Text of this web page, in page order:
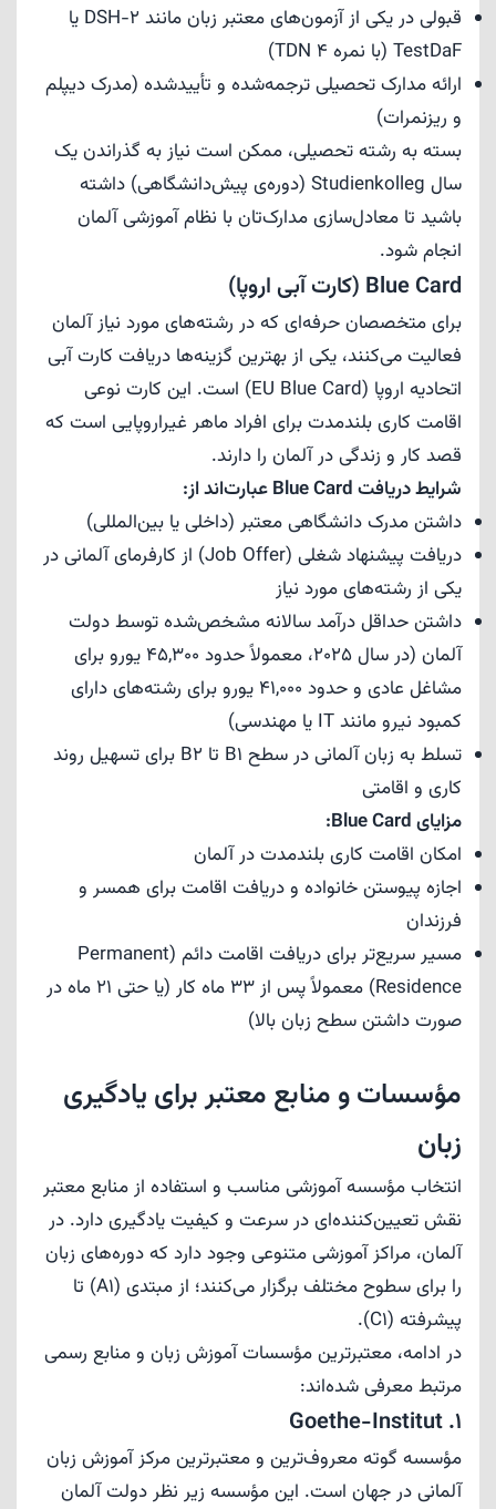
قبولی در یکی از آزمون‌های معتبر زبان مانند DSH-2 یا
TestDaF (با نمره TDN 4)
ارائه مدارک تحصیلی ترجمه‌شده و تأییدشده (مدرک دیپلم
و ریزنمرات)
بسته به رشته تحصیلی، ممکن است نیاز به گذراندن یک
سال Studienkolleg (دوره‌ی پیش‌دانشگاهی) داشته
باشید تا معادل‌سازی مدارک‌تان با نظام آموزشی آلمان
انجام شود.
Blue Card (کارت آبی اروپا)
برای متخصصان حرفه‌ای که در رشته‌های مورد نیاز آلمان
فعالیت می‌کنند، یکی از بهترین گزینه‌ها دریافت کارت آبی
اتحادیه اروپا (EU Blue Card) است. این کارت نوعی
اقامت کاری بلندمدت برای افراد ماهر غیراروپایی است که
قصد کار و زندگی در آلمان را دارند.
شرایط دریافت Blue Card عبارت‌اند از:
داشتن مدرک دانشگاهی معتبر (داخلی یا بین‌المللی)
دریافت پیشنهاد شغلی (Job Offer) از کارفرمای آلمانی در
یکی از رشته‌های مورد نیاز
داشتن حداقل درآمد سالانه مشخص‌شده توسط دولت
آلمان (در سال 2025، معمولاً حدود 45,300 یورو برای
مشاغل عادی و حدود 41,000 یورو برای رشته‌های دارای
کمبود نیرو مانند IT یا مهندسی)
تسلط به زبان آلمانی در سطح B1 تا B2 برای تسهیل روند
کاری و اقامتی
مزایای Blue Card:
امکان اقامت کاری بلندمدت در آلمان
اجازه پیوستن خانواده و دریافت اقامت برای همسر و
فرزندان
مسیر سریع‌تر برای دریافت اقامت دائم (Permanent
Residence) معمولاً پس از 33 ماه کار (یا حتی 21 ماه در
صورت داشتن سطح زبان بالا)
مؤسسات و منابع معتبر برای یادگیری
زبان
انتخاب مؤسسه آموزشی مناسب و استفاده از منابع معتبر
نقش تعیین‌کننده‌ای در سرعت و کیفیت یادگیری دارد. در
آلمان، مراکز آموزشی متنوعی وجود دارد که دوره‌های زبان
را برای سطوح مختلف برگزار می‌کنند؛ از مبتدی (A1) تا
پیشرفته (C1).
در ادامه، معتبرترین مؤسسات آموزش زبان و منابع رسمی
مرتبط معرفی شده‌اند:
1. Goethe-Institut
مؤسسه گوته معروف‌ترین و معتبرترین مرکز آموزش زبان
آلمانی در جهان است. این مؤسسه زیر نظر دولت آلمان